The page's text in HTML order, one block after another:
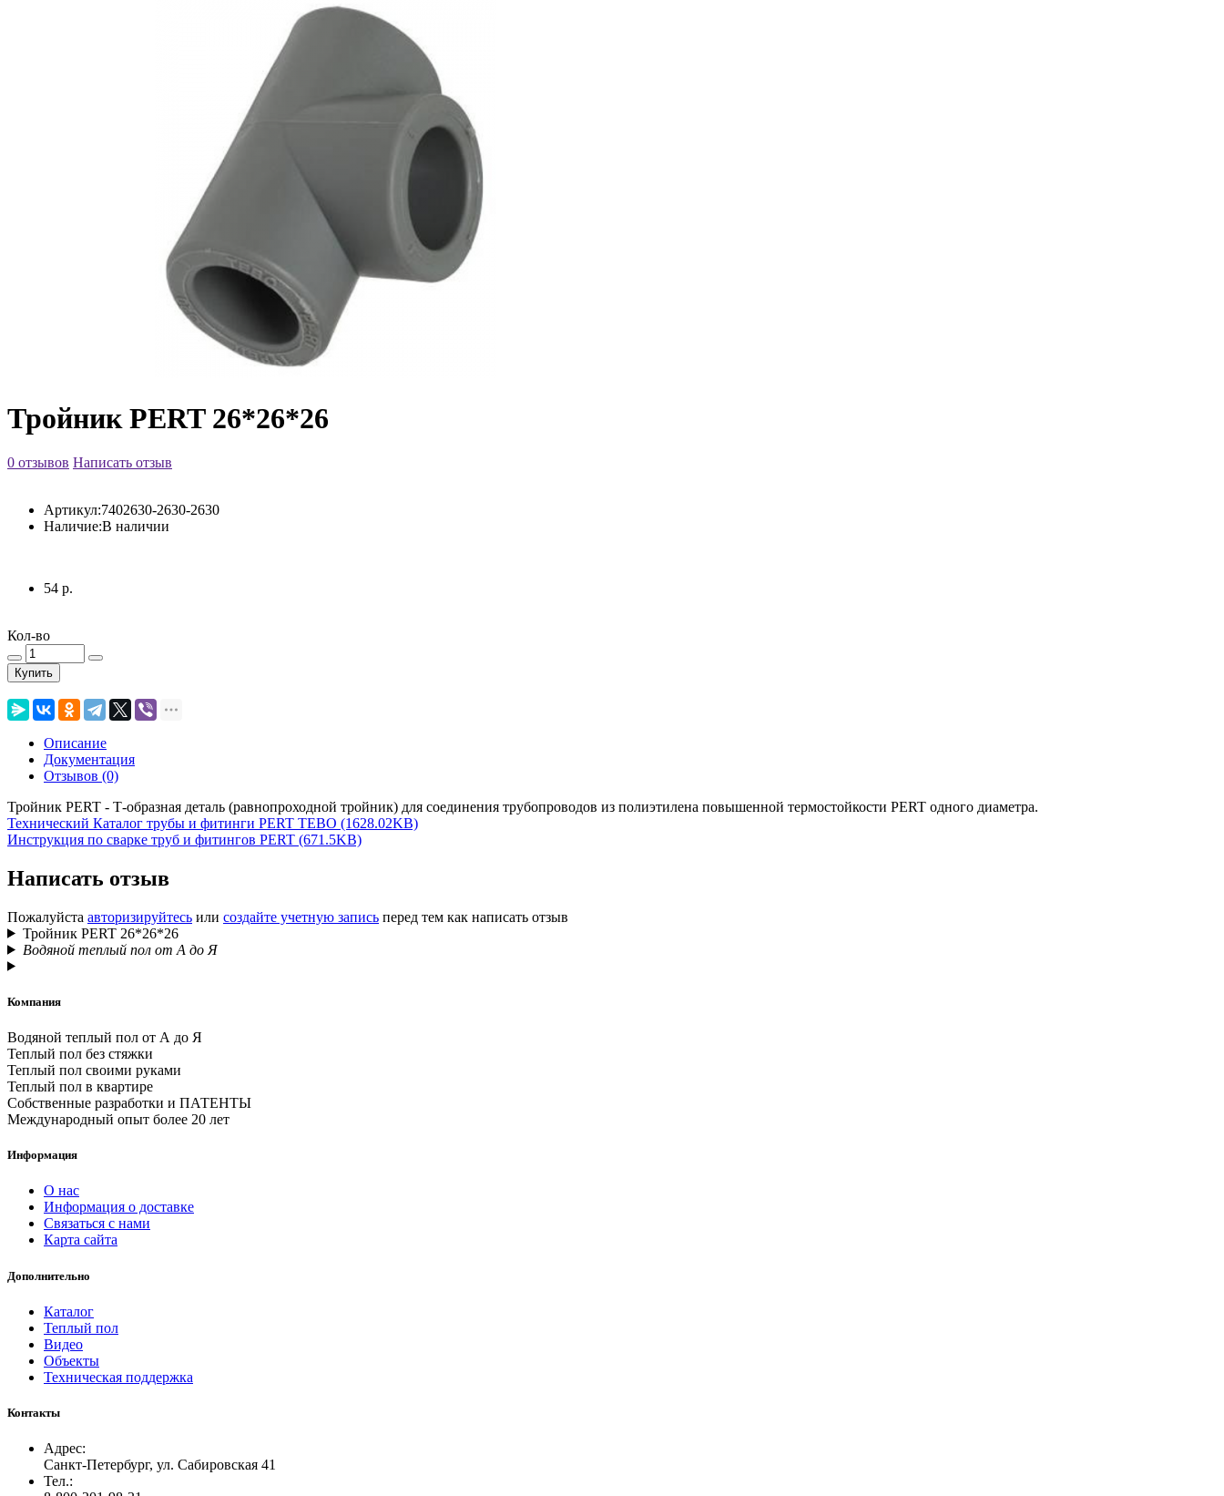
Тройник PERT 26*26*26
0 отзывов Написать отзыв
Артикул:7402630-2630-2630
Наличие:В наличии
54 р.
Кол-во
Купить
Описание
Документация
Отзывов (0)
Тройник PERT - Т-образная деталь (равнопроходной тройник) для соединения трубопроводов из полиэтилена повышенной термостойкости PERT одного диаметра.
Технический Каталог трубы и фитинги PERT TEBO (1628.02KB)
Инструкция по сварке труб и фитингов PERT (671.5KB)
Написать отзыв
Пожалуйста авторизируйтесь или создайте учетную запись перед тем как написать отзыв
Тройник PERT 26*26*26
Водяной теплый пол от А до Я
Компания
Водяной теплый пол от А до Я
Теплый пол без стяжки
Теплый пол своими руками
Теплый пол в квартире
Собственные разработки и ПАТЕНТЫ
Международный опыт более 20 лет
Информация
О нас
Информация о доставке
Связаться с нами
Карта сайта
Дополнительно
Каталог
Теплый пол
Видео
Объекты
Техническая поддержка
Контакты
Адрес:
Санкт-Петербург, ул. Сабировская 41
Тел.: